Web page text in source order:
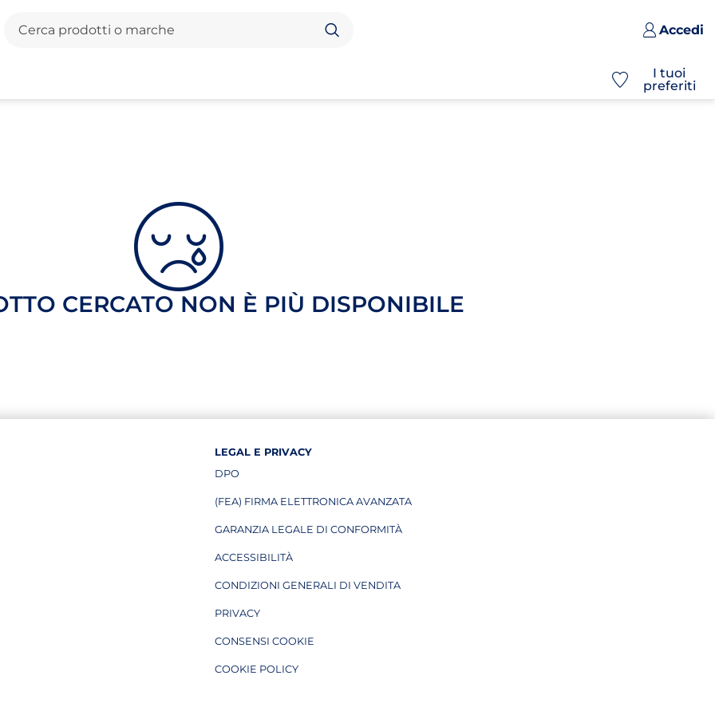
Cerca
Accedi
I tuoi
preferiti
CERCATO NON È PIÙ DISPONIBILE
LEGAL E PRIVACY
DPO
APRE IN UNA NUOVA PAGINA
(FEA) FIRMA ELETTRONICA AVANZATA
APRE IN UNA NUOVA PAGINA
GARANZIA LEGALE DI CONFORMITÀ
ACCESSIBILITÀ
CONDIZIONI GENERALI DI VENDITA
PRIVACY
CONSENSI COOKIE
COOKIE POLICY